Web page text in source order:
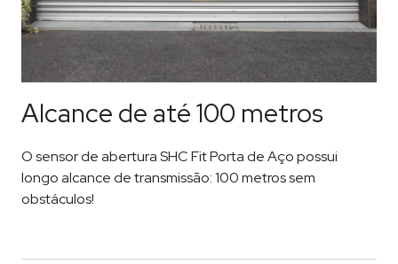
Alcance de até 100 metros
O sensor de abertura SHC Fit Porta de Aço possui
longo alcance de transmissão: 100 metros sem
obstáculos!